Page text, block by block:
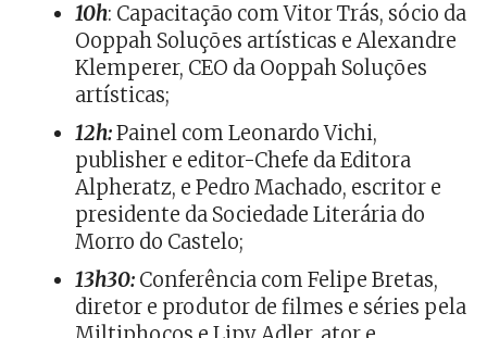
10h: Capacitação com Vitor Trás, sócio da
Ooppah Soluções artísticas e Alexandre
Klemperer, CEO da Ooppah Soluções
artísticas;
12h:Painel com Leonardo Vichi,
publisher e editor-Chefe da Editora
Alpheratz, e Pedro Machado, escritor e
presidente da Sociedade Literária do
Morro do Castelo;
13h30: Conferência com Felipe Bretas,
diretor e produtor de filmes e séries pela